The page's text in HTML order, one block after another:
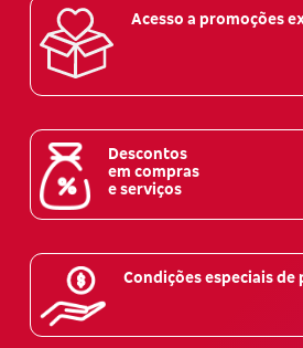
Acesso a promoções
Descontos
em compras
e serviços
Condições especiais de